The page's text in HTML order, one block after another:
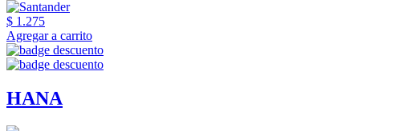
$ 1.275
Agregar a carrito
HANA